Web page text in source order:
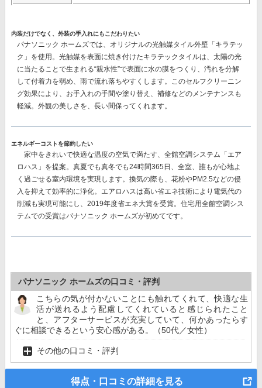
内装だけでなく、外装の手入れにもこだわりたい
パナソニック ホームズでは、オリジナルの光触媒タイル外壁「キラテッ
ク」 を使用。光触媒を表面に焼き付けたキラテックタイルは、太陽の光
に当たることで生まれる“親水性”で表面に水の膜をつくり、汚れを分解
して付着力を弱め、雨で流れ落ちやすくします。このセルフクリーニン
グ効果により、 お手入れの手間や塗り替え、補修などのメンテナンスも
軽減。 外観の美しさを、長い間保ってくれます。
エネルギーコストを節約したい
家中をきれいで快適な温度の空気で満たす、 全館空調システム「エア
ロハス」 を提案。真夏でも真冬でも24時間365日、全室、誰もが心地よ
く過ごせる室内環境を実現します。換気の際も、花粉やPM2.5などの侵
入を抑えて効率的に浄化。エアロハスは高い省エネ技術により電気代の
削減も実現可能にし、 2019年度省エネ大賞を受賞。 住宅用全館空調シス
テムでの受賞はパナソニック ホームズが初めてです。
パナソニック ホームズの口コミ・評判
こちらの気が付かないことにも触れてくれて、快適な生
活が送れるよう配慮してくれていると感じられたこと
と、アフターサービスが充実していて、何かあったらす
ぐに相談できるという安心感がある。（50代／女性）
その他の口コミ・評判
得点・口コミの詳細を見る